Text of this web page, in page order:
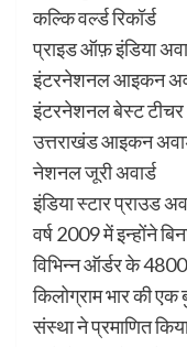
कल्कि वर्ल्ड रिकॉर्ड
प्राइड ऑफ़ इंडिया
इंटरनेशनल आइकन
इंटरनेशनल बेस्ट टीचर
उत्तराखंड आइकन
नेशनल जूरी अवार्ड
इंडिया स्टार प्राउड
वर्ष 2009 में इन्होंने
विभिन्न ऑर्डर के
किलोग्राम भार की
संस्था ने प्रमाणित